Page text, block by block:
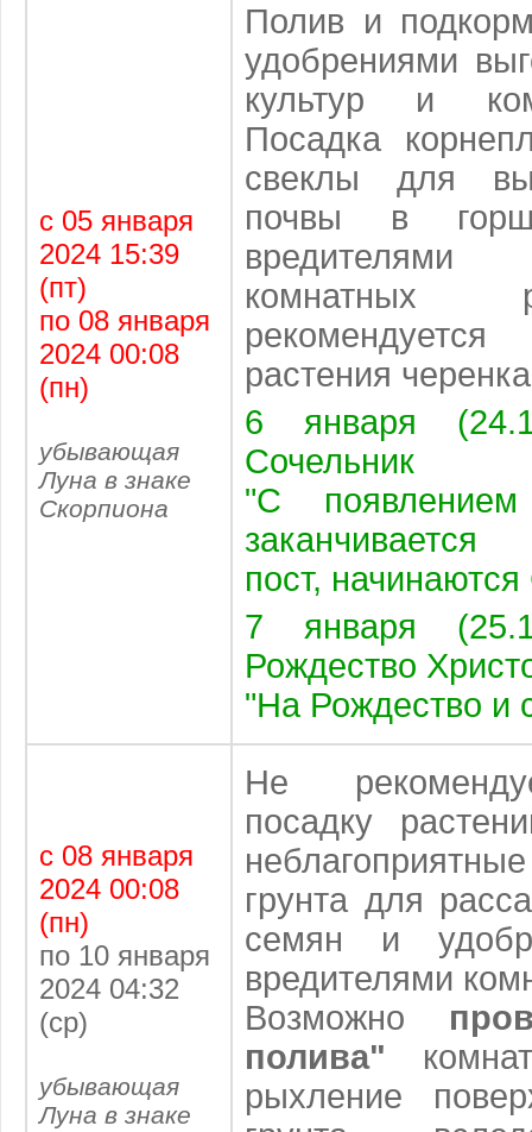
с 05 января
2024 15:39
(пт)
по 08 января
2024 00:08
(пн)
убывающая
Луна в знаке
Скорпиона
Полив и
удобрениями
культур и
Посадка
свеклы для
почвы в
комнатных
растения
6 января
Сочельник
"С
пост, начинаются
7 января
Рождество
"На Рождество и
с 08 января
2024 00:08
(пн)
по 10 января
2024 04:32
(ср)
убывающая
Луна в знаке
Не
посадку
грунта для
семян и
вредителями
Возможно
полива"
рыхление